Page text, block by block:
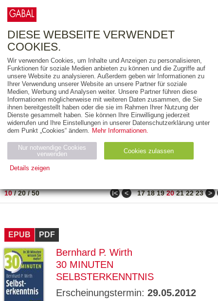
FREITEXT
AUSGABEART
AUS DER REIHE
ZUM THEMA
Neuerscheinung
Bestseller
PREIS
10/20/50 ǀ< < 17 18 19 20 21 22 23 >
EPUB PDF
Bernhard P. Wirth
30 MINUTEN
SELBSTERKENNTNIS
Erscheinungstermin: 29.05.2012
DIESE WEBSEITE VERWENDET
COOKIES.
Wir verwenden Cookies, um Inhalte und Anzeigen zu personalisieren,
Funktionen für soziale Medien anbieten zu können und die Zugriffe auf
unsere Website zu analysieren. Außerdem geben wir Informationen zu
Ihrer Verwendung unserer Website an unsere Partner für soziale
Medien, Werbung und Analysen weiter. Unsere Partner führen diese
Informationen möglicherweise mit weiteren Daten zusammen, die Sie
ihnen bereitgestellt haben oder die sie im Rahmen Ihrer Nutzung der
Dienste gesammelt haben. Sie können Ihre Einwilligung jederzeit
widerrufen und Ihre Einstellungen in unserer Datenschutzerklärung unter
dem Punkt „Cookies“ ändern. Mehr Informationen.
Nur notwendige Cookies
verwenden
Cookies zulassen
Details zeigen
Name Zweck
ESSION
_ID
verlag.
de
GV_CO
OKIES
gabal-
verlag.
Speichert den Zustimmungsstatus des
Domäne.